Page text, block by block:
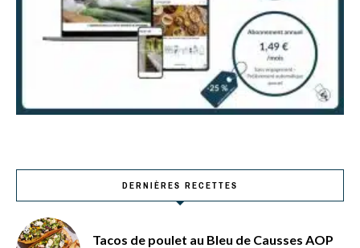
DERNIÈRES RECETTES
Tacos de poulet au Bleu de Causses AOP